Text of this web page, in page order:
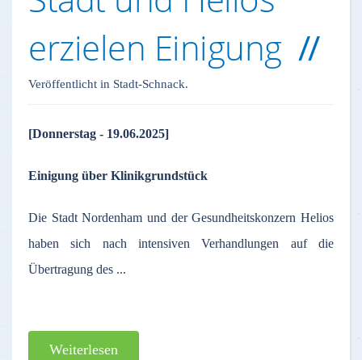
erzielen Einigung
Veröffentlicht in Stadt-Schnack.
[Donnerstag - 19.06.2025]
Einigung über Klinikgrundstück
Die Stadt Nordenham und der Gesundheitskonzern Helios
haben sich nach intensiven Verhandlungen auf die
Übertragung des ...
Weiterlesen